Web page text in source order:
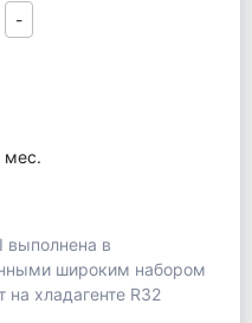
-
мес.
выполнена в
широким набором
на хладагенте R32